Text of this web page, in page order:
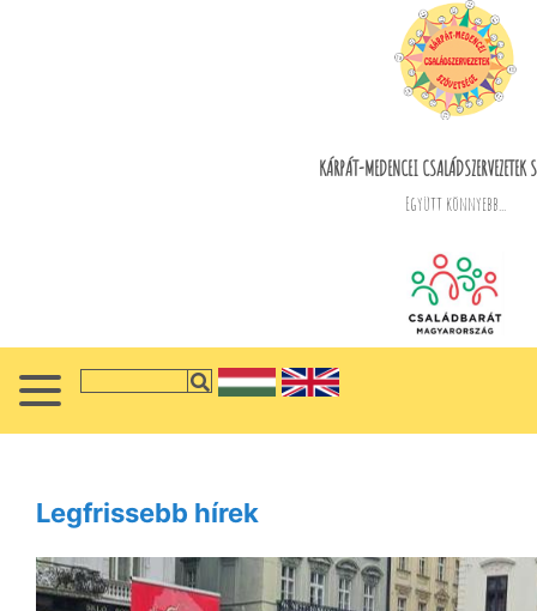
KÁRPÁT-MEDENCEI CSALÁDSZERVEZETEK
Együtt könnyebb...
Legfrissebb hírek